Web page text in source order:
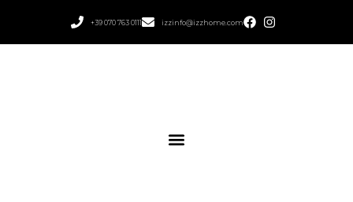
+39 070 763 0111 izzinfo@izzhome.com